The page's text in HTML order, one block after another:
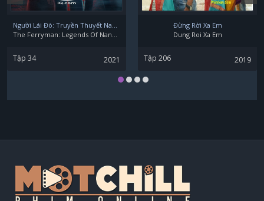
Tập 34 2021
Đừng Rời Xa Em
Dung Roi Xa Em
Tập 206 2019